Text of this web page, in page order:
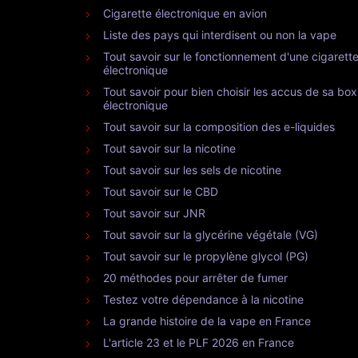
Cigarette électronique en avion
Liste des pays qui interdisent ou non la vape
Tout savoir sur le fonctionnement d'une cigarette
électronique
Tout savoir pour bien choisir les accus de sa box
électronique
Tout savoir sur la composition des e-liquides
Tout savoir sur la nicotine
Tout savoir sur les sels de nicotine
Tout savoir sur le CBD
Tout savoir sur JNR
Tout savoir sur la glycérine végétale (VG)
Tout savoir sur le propylène glycol (PG)
20 méthodes pour arrêter de fumer
Testez votre dépendance à la nicotine
La grande histoire de la vape en France
L'article 23 et le PLF 2026 en France